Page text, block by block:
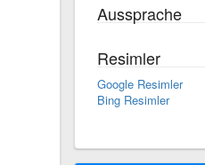
Aussprache
Resimler
Google Resimler
Bing Resimler